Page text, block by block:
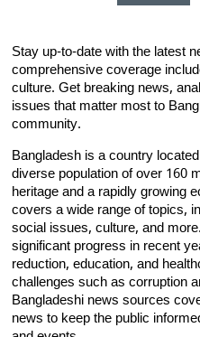
Stay up-to-date with the latest
comprehensive coverage
culture. Get breaking news,
issues that matter most to
community.
Bangladesh is a country
diverse population of over 160
heritage and a rapidly growing
covers a wide range of topics,
social issues, culture, and
significant progress in recent
reduction, education, and
challenges such as corruption
Bangladeshi news sources
news to keep the public